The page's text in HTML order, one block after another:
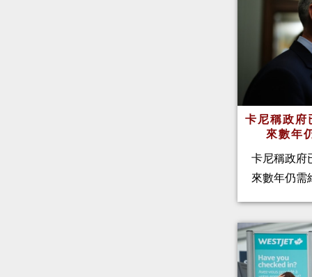
卡尼稱政府
來數年
卡尼稱政府
來數年仍需